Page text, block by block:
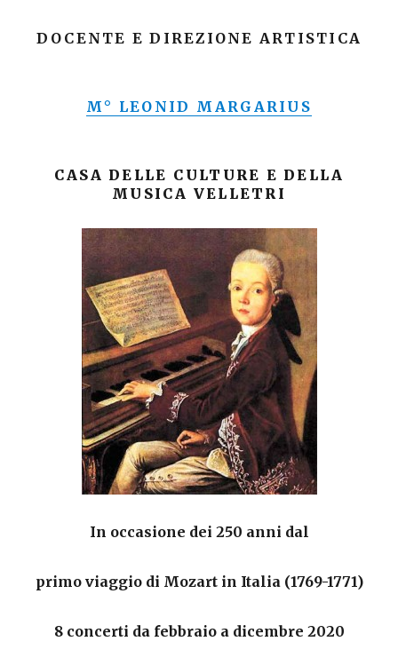
DOCENTE E DIREZIONE ARTISTICA
M° LEONID MARGARIUS
CASA DELLE CULTURE E DELLA
MUSICA VELLETRI
In occasione dei 250 anni dal
primo viaggio di Mozart in Italia (1769-1771)
8 concerti da febbraio a dicembre 2020